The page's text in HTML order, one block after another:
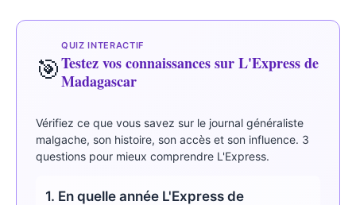
🎯
QUIZ INTERACTIF
Testez vos connaissances sur L'Express de
Madagascar
Vérifiez ce que vous savez sur le journal généraliste
malgache, son histoire, son accès et son influence. 3
questions pour mieux comprendre L'Express.
1. En quelle année L'Express de